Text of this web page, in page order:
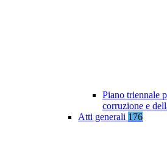
Piano triennale
corruzione e
Atti generali 176